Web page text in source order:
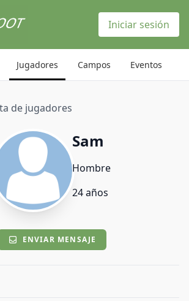
Iniciar sesión
Jugadores Campos Eventos
de jugadores
Sam
Hombre
24 años
ENVIAR MENSAJE
cookies